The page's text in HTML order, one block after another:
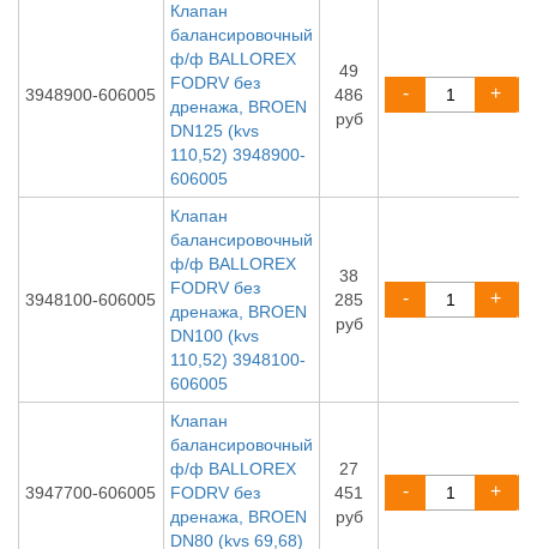
3948900-606005
Клапан
балансировочный
ф/ф BALLOREX
FODRV без
дренажа, BROEN
DN125 (kvs
110,52) 3948900-
606005
49
486
руб
- +
3948100-606005
Клапан
балансировочный
ф/ф BALLOREX
FODRV без
дренажа, BROEN
DN100 (kvs
110,52) 3948100-
606005
38
285
руб
- +
3947700-606005
Клапан
балансировочный
ф/ф BALLOREX
FODRV без
дренажа, BROEN
DN80 (kvs 69,68)
27
451
руб
- +